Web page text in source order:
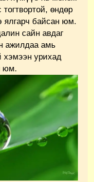
өндөр
ялгарч байсан юм.
сайн авдаг
ажилдаа амь
хэмээн урихад
юм.